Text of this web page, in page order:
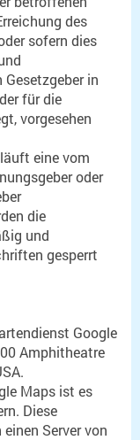
des
sofern dies
Gesetzgeber in
für die
vorgesehen
eine vom
oder
die
und
gesperrt
Google
Amphitheatre
Maps ist es
Diese
Server von